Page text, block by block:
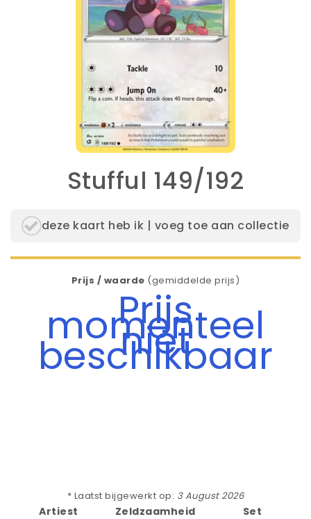
Stufful 149/192
deze kaart heb ik | voeg toe aan collectie
Prijs / waarde (gemiddelde prijs)
Prijs
momenteel
niet
beschikbaar
* Laatst bijgewerkt op: 3 August 2026
Artiest Zeldzaamheid Set